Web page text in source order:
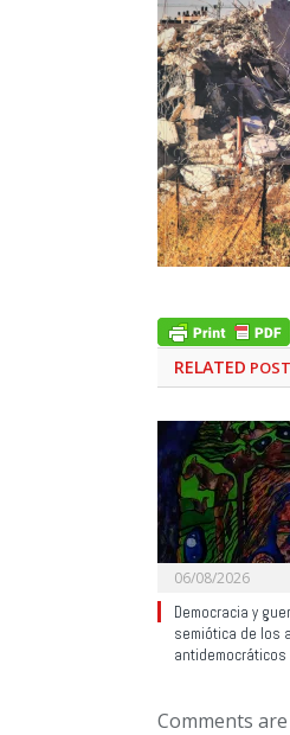
RELATED
06/08/2026
Democracia y
semiótica de los
antidemocráticos
Comments are